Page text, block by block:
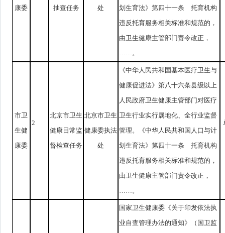
康委
抽查任务
处
划生育法》第四十一条 托育机构
违反托育服务相关标准和规范的，
由卫生健康主管部门责令改正，
……。
市卫
生健
康委
2
北京市卫生
健康日常监
督检查任务
北京市卫生
健康委执法
处
《中华人民共和国基本医疗卫生与
健康促进法》第八十六条县级以上
人民政府卫生健康主管部门对医疗
卫生行业实行属地化、全行业监督
管理。《中华人民共和国人口与计
划生育法》第四十一条 托育机构
违反托育服务相关标准和规范的，
由卫生健康主管部门责令改正，
……。
国家卫生健康委《关于印发依法执
业自查管理办法的通知》（国卫监